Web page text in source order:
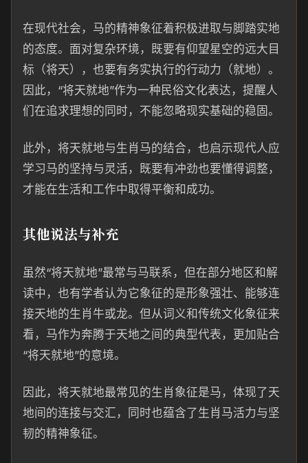
在现代社会，马的精神象征着积极进取与脚踏实地
的态度。面对复杂环境，既要有仰望星空的远大目
标（将天），也要有务实执行的行动力（就地）。
因此，“将天就地”作为一种民俗文化表达，提醒人
们在追求理想的同时，不能忽略现实基础的稳固。
此外，将天就地与生肖马的结合，也启示现代人应
学习马的坚持与灵活，既要有冲劲也要懂得调整，
才能在生活和工作中取得平衡和成功。
其他说法与补充
虽然“将天就地”最常与马联系，但在部分地区和解
读中，也有学者认为它象征的是形象强壮、能够连
接天地的生肖牛或龙。但从词义和传统文化象征来
看，马作为奔腾于天地之间的典型代表，更加贴合
“将天就地”的意境。
因此，将天就地最常见的生肖象征是马，体现了天
地间的连接与交汇，同时也蕴含了生肖马活力与坚
韧的精神象征。